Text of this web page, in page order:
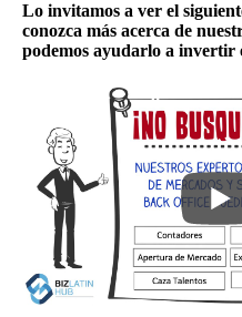
Lo invitamos a ver el
conozca más acerca de
podemos ayudarlo a